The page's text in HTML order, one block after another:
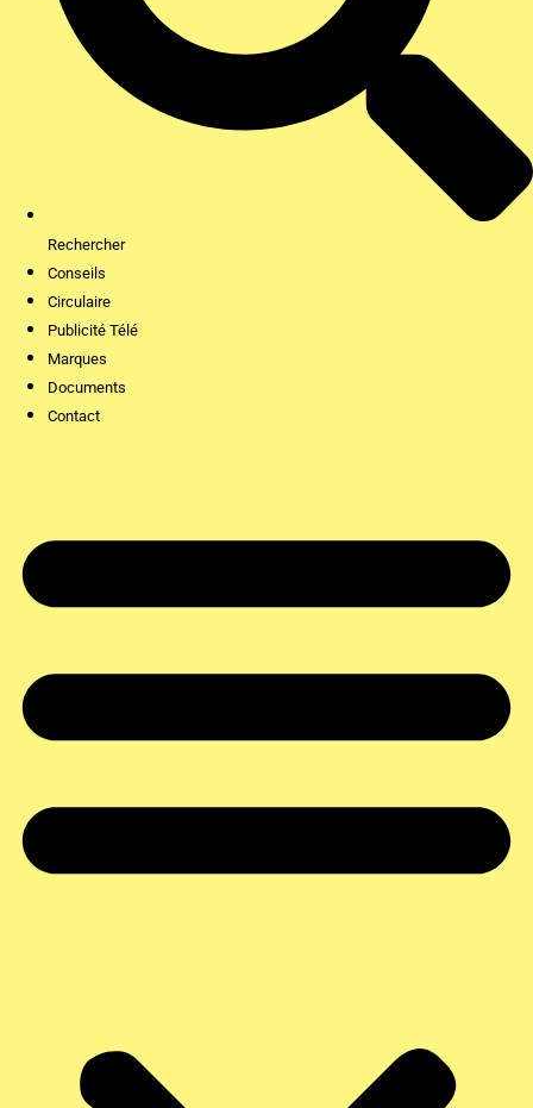
Rechercher
Conseils
Circulaire
Publicité Télé
Marques
Documents
Contact